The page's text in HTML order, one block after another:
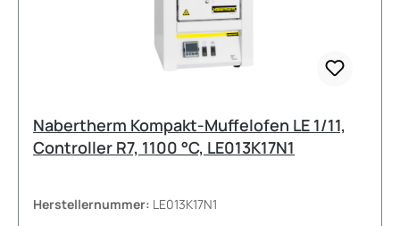
Nabertherm Kompakt-Muffelofen LE 1/11,
Controller R7, 1100 °C, LE013K17N1
Herstellernummer: LE013K17N1